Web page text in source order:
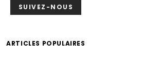
SUIVEZ-NOUS
ARTICLES POPULAIRES